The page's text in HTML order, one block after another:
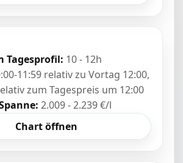
Tagesprofil: 10 - 12h
11:59 relativ zu Vortag 12:00,
zum Tagespreis um 12:00
2.009 - 2.239 €/l
Chart öffnen